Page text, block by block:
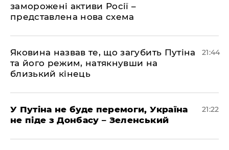
заморожені активи Росії –
представлена ​​нова схема
Яковина назвав те, що загубить Путіна
та його режим, натякнувши на
близький кінець
21:44
У Путіна не буде перемоги, Україна
не піде з Донбасу – Зеленський
21:22